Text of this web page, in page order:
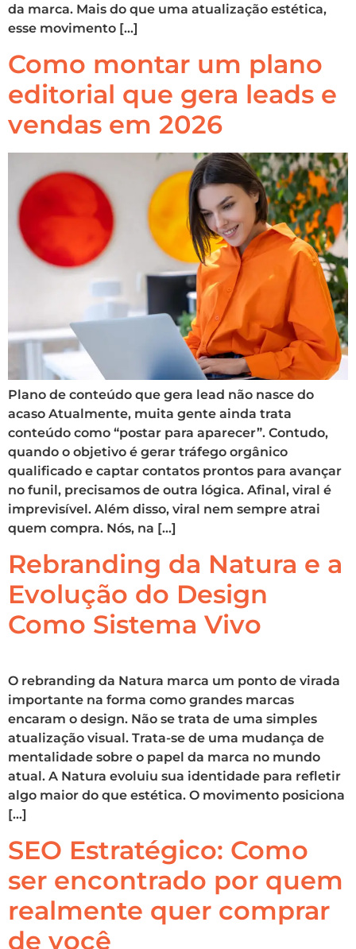
da marca. Mais do que uma atualização estética,
esse movimento […]
Como montar um plano
editorial que gera leads e
vendas em 2026
Plano de conteúdo que gera lead não nasce do
acaso Atualmente, muita gente ainda trata
conteúdo como “postar para aparecer”. Contudo,
quando o objetivo é gerar tráfego orgânico
qualificado e captar contatos prontos para avançar
no funil, precisamos de outra lógica. Afinal, viral é
imprevisível. Além disso, viral nem sempre atrai
quem compra. Nós, na […]
Rebranding da Natura e a
Evolução do Design
Como Sistema Vivo
O rebranding da Natura marca um ponto de virada
importante na forma como grandes marcas
encaram o design. Não se trata de uma simples
atualização visual. Trata-se de uma mudança de
mentalidade sobre o papel da marca no mundo
atual. A Natura evoluiu sua identidade para refletir
algo maior do que estética. O movimento posiciona
[…]
SEO Estratégico: Como
ser encontrado por quem
realmente quer comprar
de você